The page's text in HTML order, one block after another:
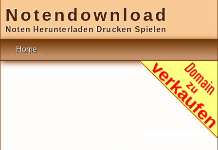
Notendownload
Noten Herunterladen Drucken Spielen
Home